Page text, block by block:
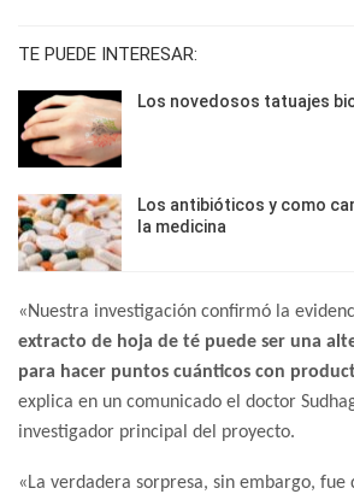
TE PUEDE INTERESAR:
Los novedosos tatuajes
Los antibióticos y como
la medicina
«Nuestra investigación confirmó la
extracto de hoja de té puede ser una
para hacer puntos cuánticos con
explica en un comunicado el doctor
investigador principal del proyecto.
«La verdadera sorpresa, sin embargo, fue